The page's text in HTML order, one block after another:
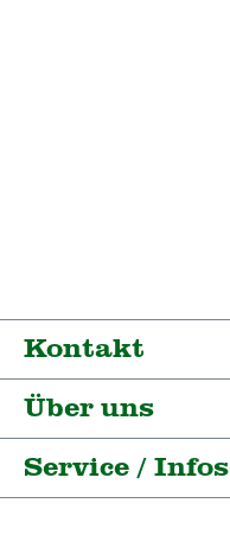
Kontakt
Über uns
Service / Infos